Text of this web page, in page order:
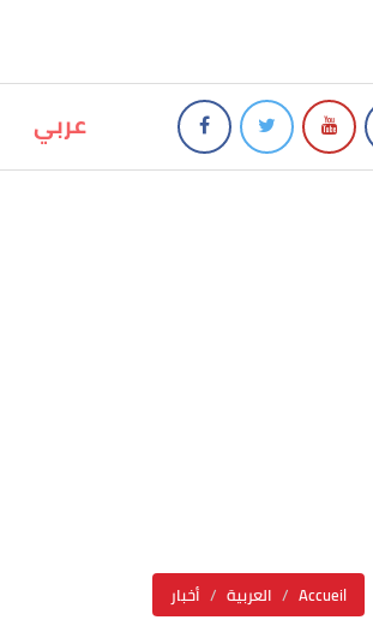
عربي
أخبار العربية Accueil